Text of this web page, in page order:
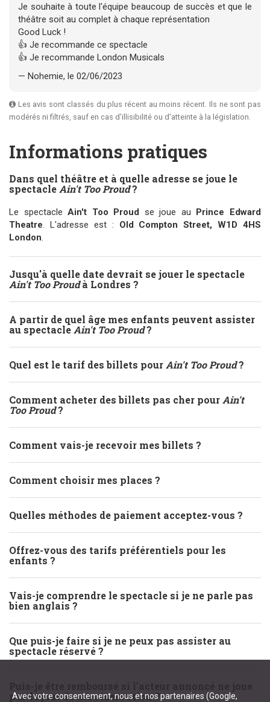
Je souhaite à toute l'équipe beaucoup de succès et que le
théâtre soit au complet à chaque représentation
Good Luck !
👍 Je recommande ce spectacle
👍 Je recommande London Musicals
— Nohemie, le 02/06/2023
Les avis sont classés du plus récent au moins récent. Ils ne sont pas
modérés ni filtrés, sauf en cas d'illisibilité ou d'atteinte à la législation.
Informations pratiques
Dans quel théâtre et à quelle adresse se joue le
spectacleAin't Too Proud?
Le spectacleAin't Too Proud se joue au Prince Edward
Theatre. L'adresse est : Old Compton Street, W1D 4HS
London.
Jusqu'à quelle date devrait se jouer le spectacle
Ain't Too Proudà Londres ?
A partir de quel âge mes enfants peuvent assister
au spectacleAin't Too Proud?
Quel est le tarif des billets pourAin't Too Proud?
Comment acheter des billets pas cher pourAin't
Too Proud?
Comment vais-je recevoir mes billets ?
Comment choisir mes places ?
Quelles méthodes de paiement acceptez-vous ?
Offrez-vous des tarifs préférentiels pour les
enfants ?
Vais-je comprendre le spectacle si je ne parle pas
bien anglais ?
Que puis-je faire si je ne peux pas assister au
spectacle réservé ?
pas le jour de ma réservation ?
Avec votre consentement, nous et nos partenaires (Google,